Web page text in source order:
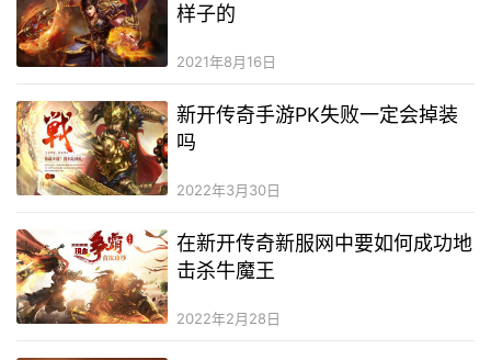
样子的
2021年8月16日
新开传奇手游PK失败一定会掉装
吗
2022年3月30日
在新开传奇新服网中要如何成功地
击杀牛魔王
2022年2月28日